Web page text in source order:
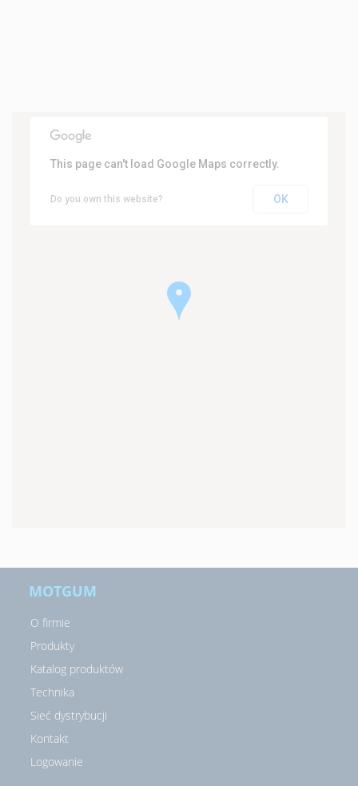
This page can't load Google Maps correctly.
Do you own this website? OK
MOTGUM
O firmie
Produkty
Katalog produktów
Technika
Sieć dystrybucji
Kontakt
Logowanie